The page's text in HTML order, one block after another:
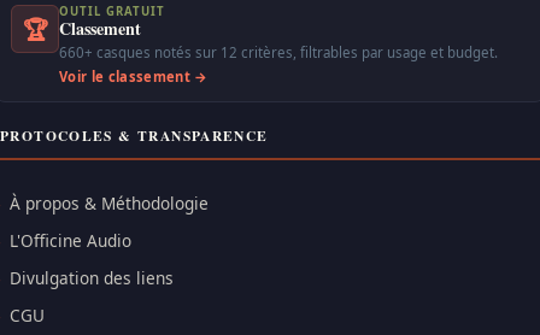
🏆
OUTIL GRATUIT
Classement
660+ casques notés sur 12 critères, filtrables par usage et budget.
Voir le classement →
PROTOCOLES & TRANSPARENCE
À propos & Méthodologie
L'Officine Audio
Divulgation des liens
CGU